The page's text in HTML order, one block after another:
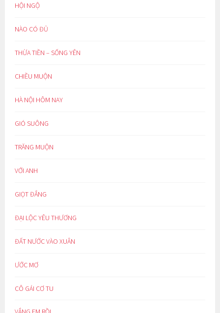
HỘI NGỘ
NÀO CÓ ĐỦ
THỪA TIỀN – SỐNG YÊN
CHIỀU MUỘN
HÀ NỘI HÔM NAY
GIÓ SUÔNG
TRĂNG MUỘN
VỚI ANH
GIỌT ĐẮNG
ĐẠI LỘC YÊU THƯƠNG
ĐẤT NƯỚC VÀO XUÂN
ƯỚC MƠ
CÔ GÁI CƠ TU